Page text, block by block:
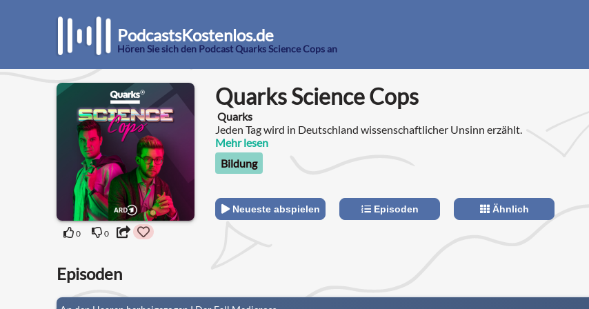
PodcastsKostenlos.de
Hören Sie sich den Podcast Quarks Science Cops an
0 0
Quarks Science Cops
Quarks
Jeden Tag wird in Deutschland wissenschaftlicher Unsinn erzählt.
Mehr lesen
Bildung
Neueste abspielen Episoden Ähnlich
Episoden